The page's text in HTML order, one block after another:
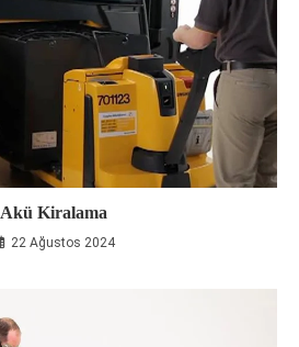
Akü Kiralama
22 Ağustos 2024